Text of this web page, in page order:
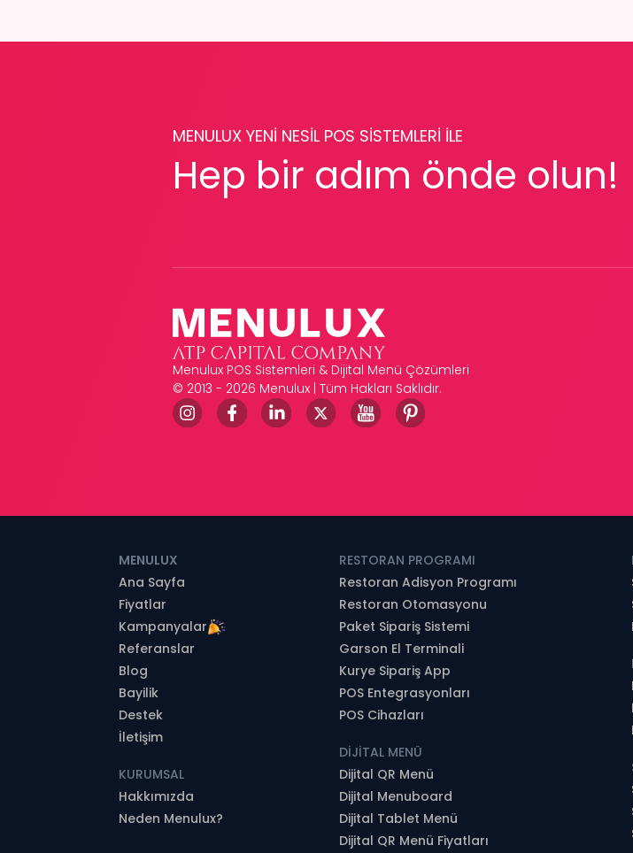
MENULUX YENİ NESİL POS SİSTEMLERİ İLE
Hep bir adım önde olun!
Menulux POS Sistemleri & Dijital Menü Çözümleri
© 2013 - 2026 Menulux | Tüm Hakları Saklıdır.
MENULUX
Ana Sayfa
Fiyatlar
Kampanyalar
Referanslar
Blog
Bayilik
Destek
İletişim
KURUMSAL
Hakkımızda
Neden Menulux?
RESTORAN PROGRAMI
Restoran Adisyon Programı
Restoran Otomasyonu
Paket Sipariş Sistemi
Garson El Terminali
Kurye Sipariş App
POS Entegrasyonları
POS Cihazları
DİJİTAL MENÜ
Dijital QR Menü
Dijital Menuboard
Dijital Tablet Menü
Dijital QR Menü Fiyatları